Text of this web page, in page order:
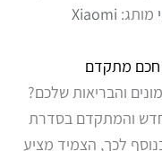
מותג: Xiaomi
והבריאות שלכם?
והמתקדם בסדרת
לכך, הצמיד מציע